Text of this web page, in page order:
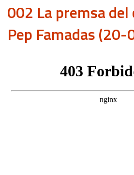
002 La premsa del
Pep Famadas